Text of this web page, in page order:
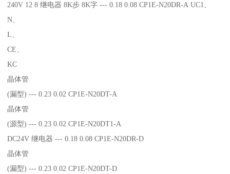
240V 12 8 继电器 8K步 8K字 --- 0.18 0.08 CP1E-N20DR-A UC1、
N、
L、
CE、
KC
晶体管
(漏型) --- 0.23 0.02 CP1E-N20DT-A
晶体管
(源型) --- 0.23 0.02 CP1E-N20DT1-A
DC24V 继电器 --- 0.18 0.08 CP1E-N20DR-D
晶体管
(漏型) --- 0.23 0.02 CP1E-N20DT-D